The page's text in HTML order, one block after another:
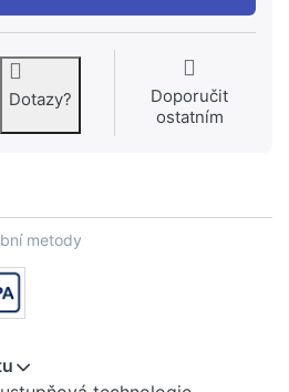
Dotazy?
Doporučit
ostatním
metody